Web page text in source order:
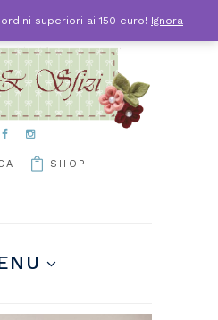
SHOP
superiori ai 150 euro! Ignora